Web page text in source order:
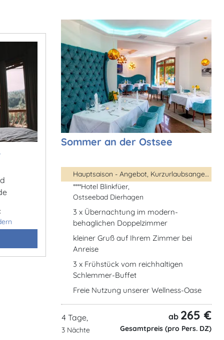
Sommer an der Ostsee
Hauptsaison - Angebot, Kurzurlaubsangebot, ...
****Hotel Blinkfüer,
Ostseebad Dierhagen
3 x Übernachtung im modern-
behaglichen Doppelzimmer
kleiner Gruß auf Ihrem Zimmer bei
Anreise
3 x Frühstück vom reichhaltigen
Schlemmer-Buffet
Freie Nutzung unserer Wellness-Oase
4 Tage,
3 Nächte
ab 265 €
Gesamtpreis (pro Pers. DZ)